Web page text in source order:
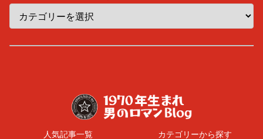
人気記事一覧 カテゴリーから探す